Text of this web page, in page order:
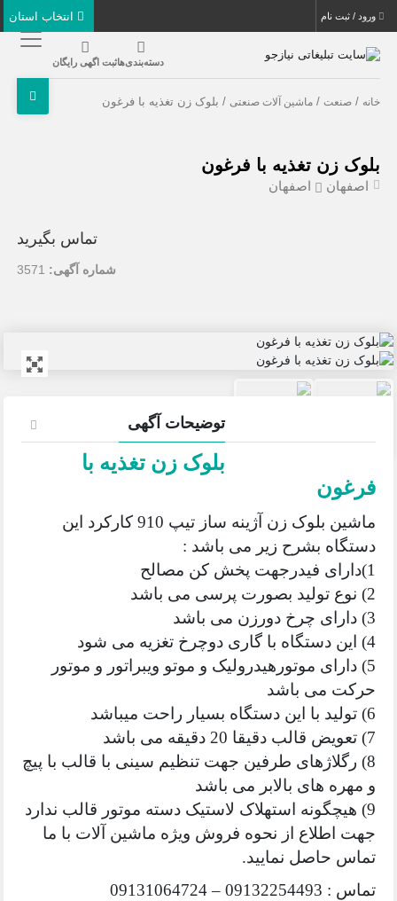
ورود / ثبت نام
دسته‌بندی‌هاثبت اگهی رایگان
خانه /صنعت /ماشین آلات صنعتی / بلوک زن تغذیه با فرغون
بلوک زن تغذیه با فرغون
اصفهان اصفهان
تماس بگیرید
شماره آگهی: 3571
توضیحات آگهی
بلوک زن تغذیه با
فرغون
ماشین بلوک زن آژینه ساز تیپ 910 کارکرد این
دستگاه بشرح زیر می باشد :
1)دارای فیدرجهت پخش کن مصالح
2) نوع تولید بصورت پرسی می باشد
3) دارای چرخ دورزن می باشد
4) این دستگاه با گاری دوچرخ تغزیه می شود
5) دارای موتورهیدرولیک و موتو ویبراتور و موتور
حرکت می باشد
6) تولید با این دستگاه بسیار راحت میباشد
7) تعویض قالب دقیقا 20 دقیقه می باشد
8) رگلاژهای طرفین جهت تنظیم سینی با قالب با پیچ
و مهره های بالابر می باشد
9) هیچگونه استهلاک لاستیک دسته موتور قالب ندارد
جهت اطلاع از نحوه فروش ویژه ماشین آلات با ما
تماس حاصل نمایید.
تماس : 09132254493 – 09131064724